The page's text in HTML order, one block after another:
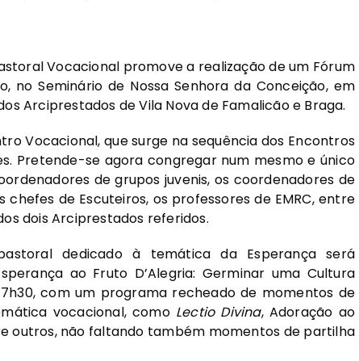
Vocacional promove a realização de um Fórum
no Seminário de Nossa Senhora da Conceição, em
Arciprestados de Vila Nova de Famalicão e Braga.
Vocacional, que surge na sequência dos Encontros
Pretende-se agora congregar num mesmo e único
de grupos juvenis, os coordenadores de
de Escuteiros, os professores de EMRC, entre
dois Arciprestados referidos.
dedicado à temática da Esperança será
ao Fruto D’Alegria: Germinar uma Cultura
com um programa recheado de momentos de
vocacional, como Lectio Divina, Adoração ao
outros, não faltando também momentos de partilha